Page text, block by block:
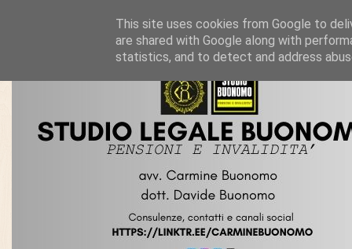
This site uses cookies from Google to
are shared with Google along with
statistics, and to detect and address